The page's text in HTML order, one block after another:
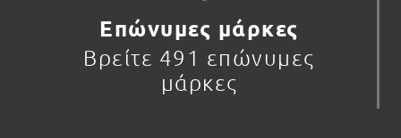
Επώνυμες μάρκες
Βρείτε 491 επώνυμες
μάρκες